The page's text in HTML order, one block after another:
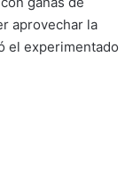
aprovechar la
el experimentado